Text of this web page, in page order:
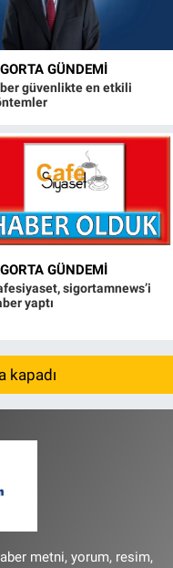
GÜNDEMI
güvenlikte en etkili
GÜNDEMI
sigortamnews’i
yaptı
kapadı
metni, yorum, resim,